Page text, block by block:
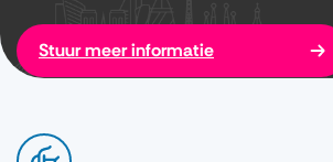
Stuur meer informatie